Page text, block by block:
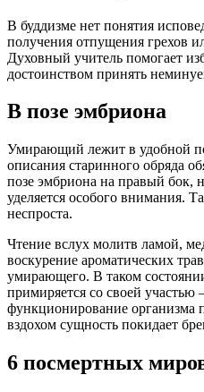
В буддизме нет понятия
получения отпущения грехов
Духовный учитель помогает
достоинством принять
В позе эмбриона
Умирающий лежит в удобной
описания старинного обряда
позе эмбриона на правый бок,
уделяется особого внимания.
неспроста.
Чтение вслух молитв ламой,
воскурение ароматических
умирающего. В таком
примиряется со своей участью
функционирование организма
вздохом сущность покидает
6 посмертных